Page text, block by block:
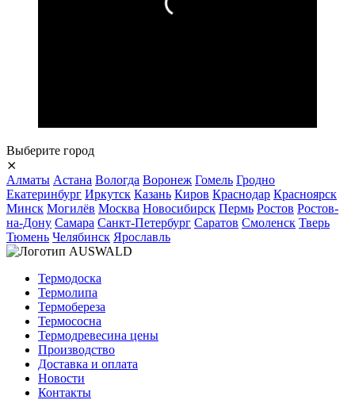
Выберите город
⨯
Алматы Астана Вологда Воронеж Гомель Гродно
Екатеринбург Иркутск Казань Киров Краснодар Красноярск
Минск Могилёв Москва Новосибирск Пермь Ростов Ростов-
на-Дону Самара Санкт-Петербург Саратов Смоленск Тверь
Тюмень Челябинск Ярославль
Термодоска
Термолипа
Термобереза
Термососна
Термодревесина цены
Производство
Доставка и оплата
Новости
Контакты